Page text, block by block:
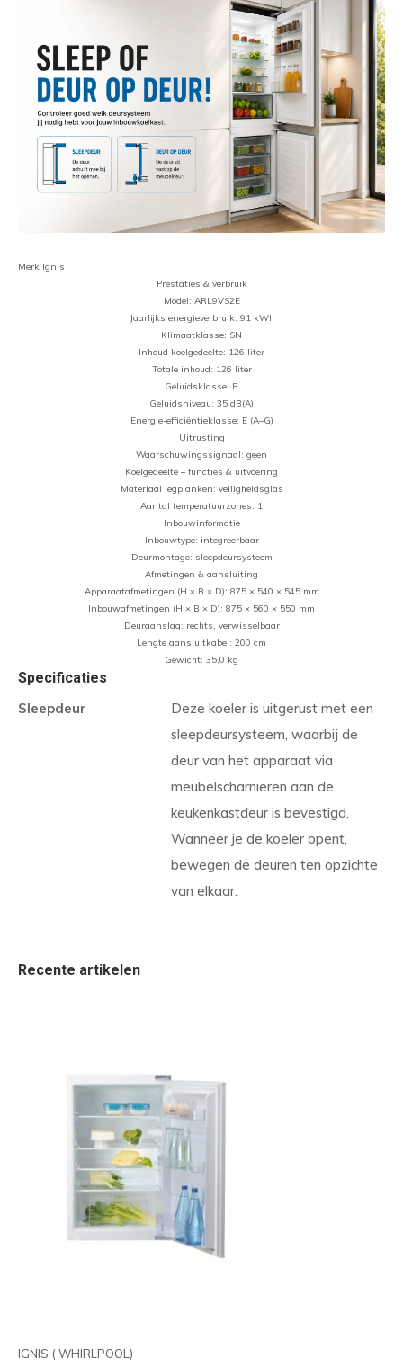
Merk Ignis
Prestaties & verbruik
Model: ARL9VS2E
Jaarlijks energieverbruik: 91 kWh
Klimaatklasse: SN
Inhoud koelgedeelte: 126 liter
Totale inhoud: 126 liter
Geluidsklasse: B
Geluidsniveau: 35 dB(A)
Energie-efficiëntieklasse: E (A–G)
Uitrusting
Waarschuwingssignaal: geen
Koelgedeelte – functies & uitvoering
Materiaal legplanken: veiligheidsglas
Aantal temperatuurzones: 1
Inbouwinformatie
Inbouwtype: integreerbaar
Deurmontage: sleepdeursysteem
Afmetingen & aansluiting
Apparaatafmetingen (H × B × D): 875 × 540 × 545 mm
Inbouwafmetingen (H × B × D): 875 × 560 × 550 mm
Deuraanslag: rechts, verwisselbaar
Lengte aansluitkabel: 200 cm
Gewicht: 35,0 kg
Specificaties
Sleepdeur
Deze koeler is uitgerust met een
sleepdeursysteem, waarbij de
deur van het apparaat via
meubelscharnieren aan de
keukenkastdeur is bevestigd.
Wanneer je de koeler opent,
bewegen de deuren ten opzichte
van elkaar.
Recente artikelen
IGNIS ( WHIRLPOOL)